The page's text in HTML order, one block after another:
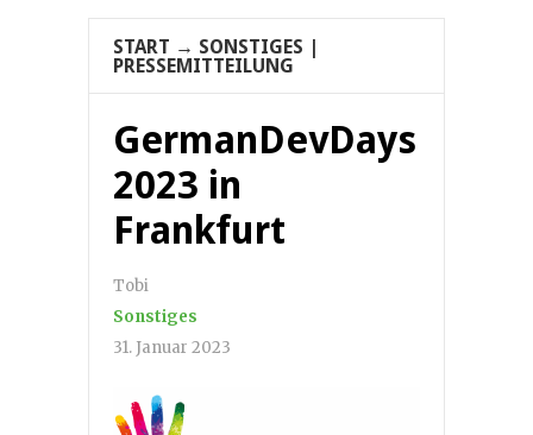
START → SONSTIGES
PRESSEMITTEILUNG
GermanDevDays
2023 in
Frankfurt
Tobi
Sonstiges
31. Januar 2023